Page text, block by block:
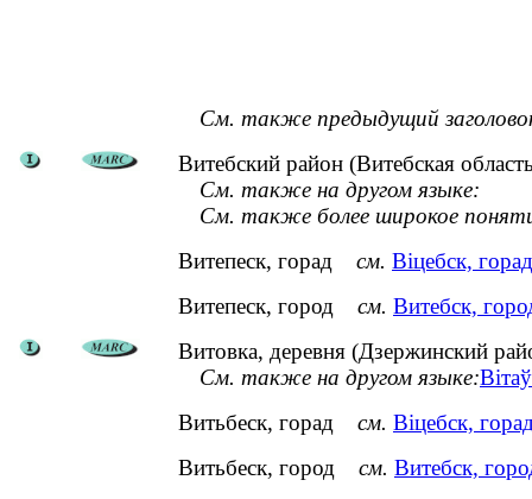
См. также предыдущий
Витебский район (Витебская
См. также на другом языке:
См. также более широкое
Витепеск, горад см. Віцебск, горад
Витепеск, город см. Витебск,
Витовка, деревня (Дзержинский
См. также на другом языке:
Витьбеск, горад см. Віцебск,
Витьбеск, город см. Витебск,